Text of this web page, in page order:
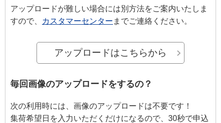
アップロードが難しい場合には別方法をご案内いたしま
すので、
カスタマーセンター までご連絡ください。
アップロードはこちらから
毎回画像のアップロードをするの？
次の利用時には、画像のアップロードは不要です！
集荷希望日を入力いただくだけになるので、30秒で申込